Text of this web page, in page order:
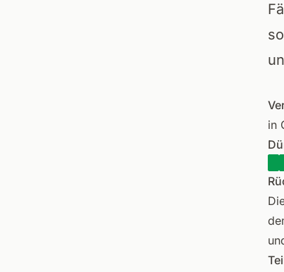
in